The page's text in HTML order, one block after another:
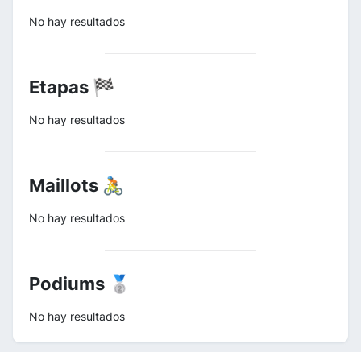
No hay resultados
Etapas 🏁
No hay resultados
Maillots 🚴
No hay resultados
Podiums 🥈
No hay resultados